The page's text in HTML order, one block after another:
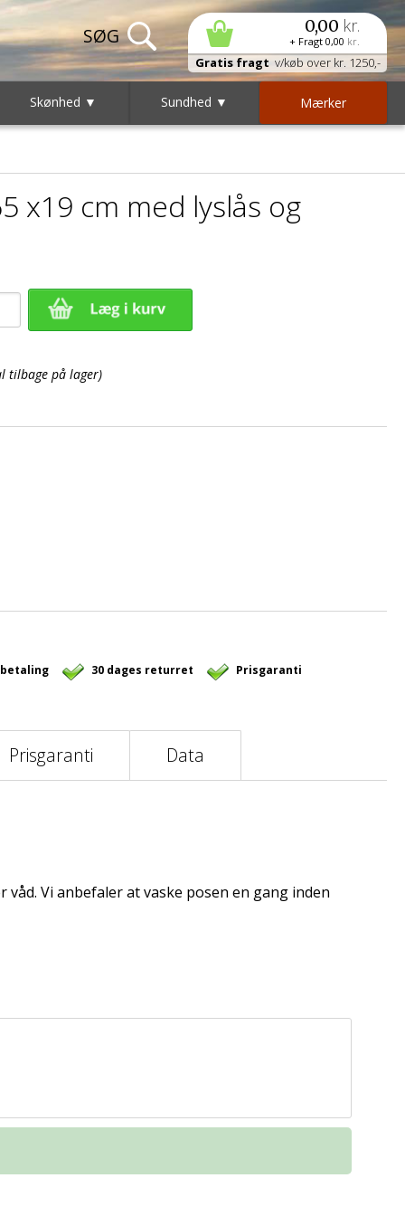
0,00 kr.
+ Fragt 0,00 kr.
Gratis fragt v/køb over kr. 1250,-
Skønhed ▼ Sundhed ▼ Mærker
x19 cm med lyslås og
tilbage på lager)
30 dages returret Prisgaranti
Prisgaranti Data
våd. Vi anbefaler at vaske posen en gang inden